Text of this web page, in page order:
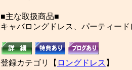
■主な取扱商品■
キャバロングドレス、パーティー
登録カテゴリ【 ロングドレス 】